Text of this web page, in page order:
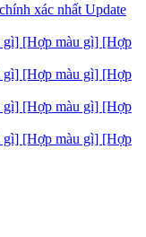
xác nhất Update
gì] [Hợp màu gì] [Hợp
gì] [Hợp màu gì] [Hợp
gì] [Hợp màu gì] [Hợp
gì] [Hợp màu gì] [Hợp